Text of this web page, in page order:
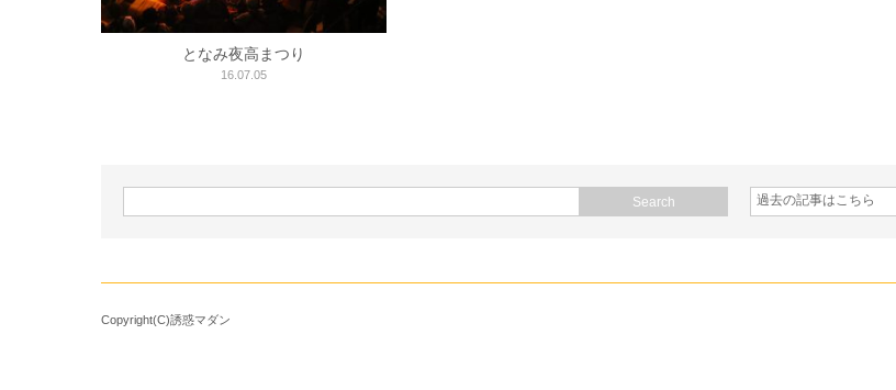
となみ夜高まつり
16.07.05
Copyright(C)誘惑マダン